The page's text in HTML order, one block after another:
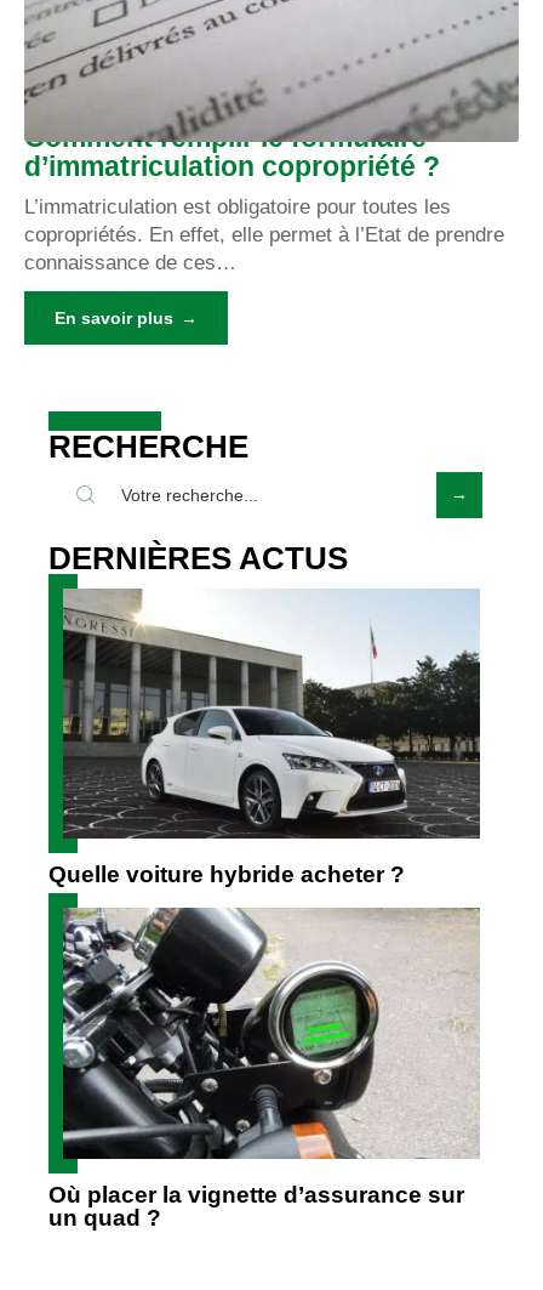
Comment remplir le formulaire
d’immatriculation copropriété ?
L’immatriculation est obligatoire pour toutes les
copropriétés. En effet, elle permet à l’Etat de prendre
connaissance de ces…
En savoir plus
RECHERCHE
DERNIÈRES ACTUS
Quelle voiture hybride acheter ?
Où placer la vignette d’assurance sur
un quad ?